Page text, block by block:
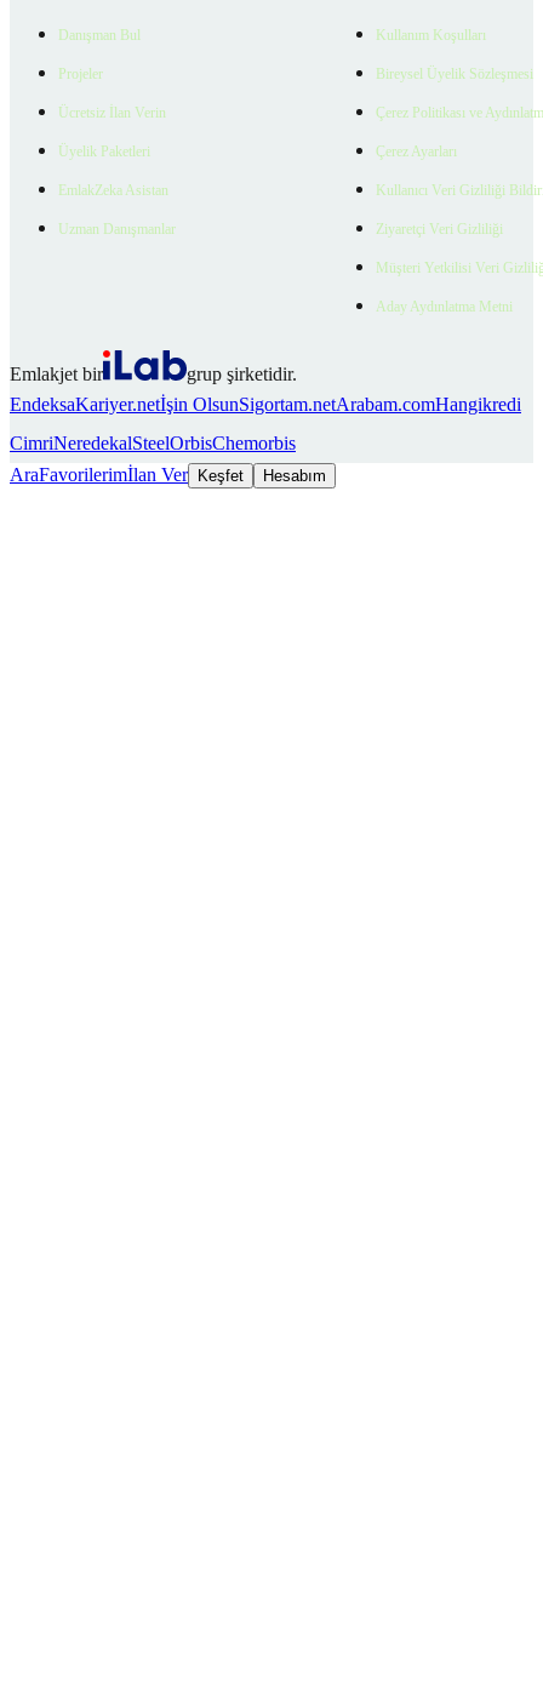
Danışman Bul
Projeler
Ücretsiz İlan Verin
Üyelik Paketleri
EmlakZeka Asistan
Uzman Danışmanlar
Kullanım Koşulları
Bireysel Üyelik Sözleşmesi
Çerez Politikası ve
Çerez Ayarları
Kullanıcı Veri Gizliliği
Ziyaretçi Veri Gizliliği
Müşteri Yetkilisi Veri
Aday Aydınlatma Metni
Emlakjet bir
grup şirketidir.
EndeksaKariyer.netİşin OlsunSigortam.netArabam.comHangikredi
CimriNeredekalSteelOrbisChemorbis
AraFavorilerimİlan Ver Keşfet Hesabım